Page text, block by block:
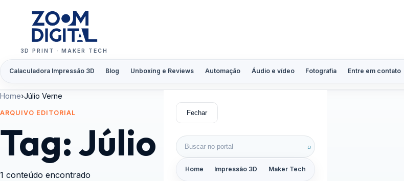
3D PRINT · MAKER TECH
Calaculadora Impressão 3D Blog Unboxing e Reviews Automação Áudio e vídeo Fotografia Entre em contato
Fechar
Buscar por: ⌕
Home Impressão 3D Maker Tech
Home›Júlio Verne
ARQUIVO EDITORIAL
Tag:Júlio Verne
1 conteúdo encontrado